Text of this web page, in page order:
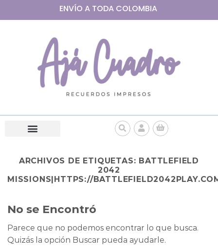
ENVÍO A TODA COLOMBIA
ARCHIVOS DE ETIQUETAS: BATTLEFIELD
2042
MISSIONS|HTTPS://
No se Encontró
Parece que no podemos encontrar lo que busca.
Quizás la opción Buscar pueda ayudarle.